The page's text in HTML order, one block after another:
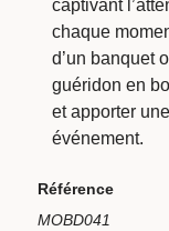
captivant
chaque
d’un banquet
guéridon en
et apporter
événement.
Référence
MOBD041